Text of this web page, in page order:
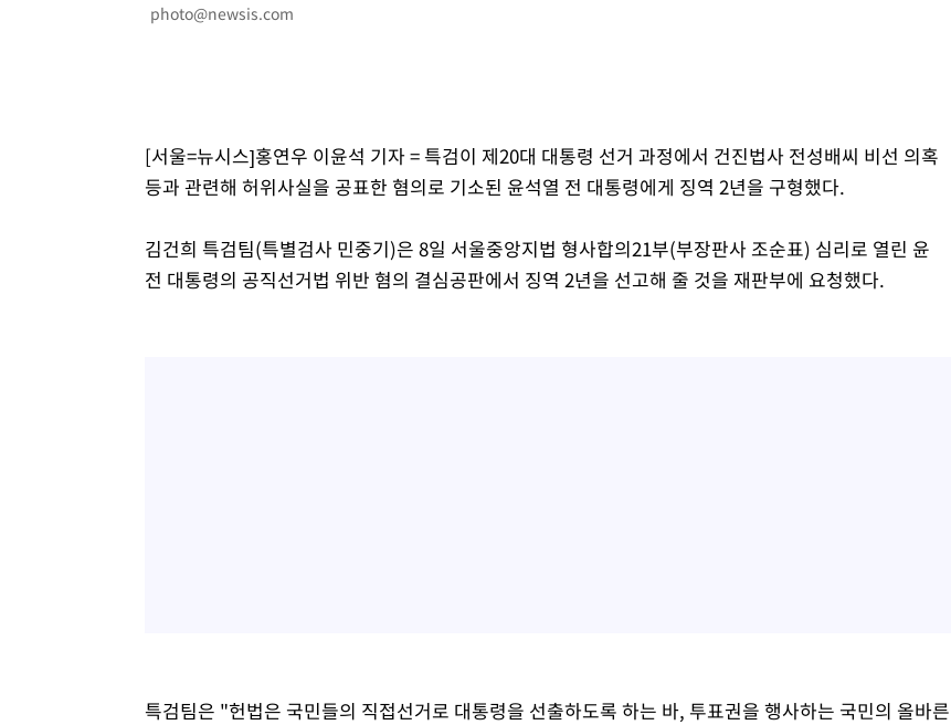
photo@newsis.com
[서울=뉴시스]홍연우 이윤석 기자 = 특검이 제20대 대통령 선거 과정에서 건진법사 전성배씨 비선 의혹
등과 관련해 허위사실을 공표한 혐의로 기소된 윤석열 전 대통령에게 징역 2년을 구형했다.
김건희 특검팀(특별검사 민중기)은 8일 서울중앙지법 형사합의21부(부장판사 조순표) 심리로 열린 윤
전 대통령의 공직선거법 위반 혐의 결심공판에서 징역 2년을 선고해 줄 것을 재판부에 요청했다.
특검팀은 "헌법은 국민들의 직접선거로 대통령을 선출하도록 하는 바, 투표권을 행사하는 국민의 올바른